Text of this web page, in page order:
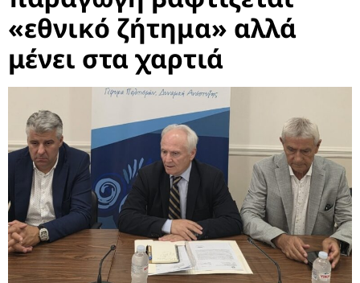
«εθνικό ζήτημα» αλλά
μένει στα χαρτιά